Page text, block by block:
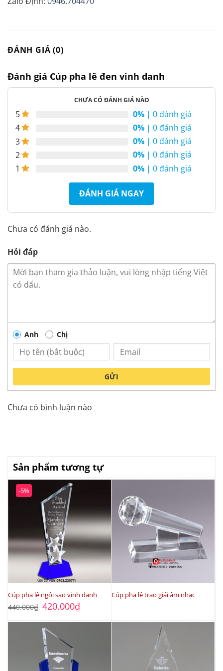
ĐÁNH GIÁ (0)
Đánh giá Cúp pha lê đen vinh danh
CHƯA CÓ ĐÁNH GIÁ NÀO
5 0% | 0 đánh giá
4
0% | 0 đánh giá
3
0% | 0 đánh giá
2
0% | 0 đánh giá
1
0% | 0 đánh giá
ĐÁNH GIÁ NGAY
Chưa có đánh giá nào.
Hỏi đáp
Anh Chị
GỬI
Chưa có bình luận nào
Sản phẩm tương tự
-5%
Cúp pha lê ngôi sao vinh danh
440.000₫ Giá
gốc
440.000₫.
420.000₫Giá
là:
Cúp pha lê trao giải âm nhạc